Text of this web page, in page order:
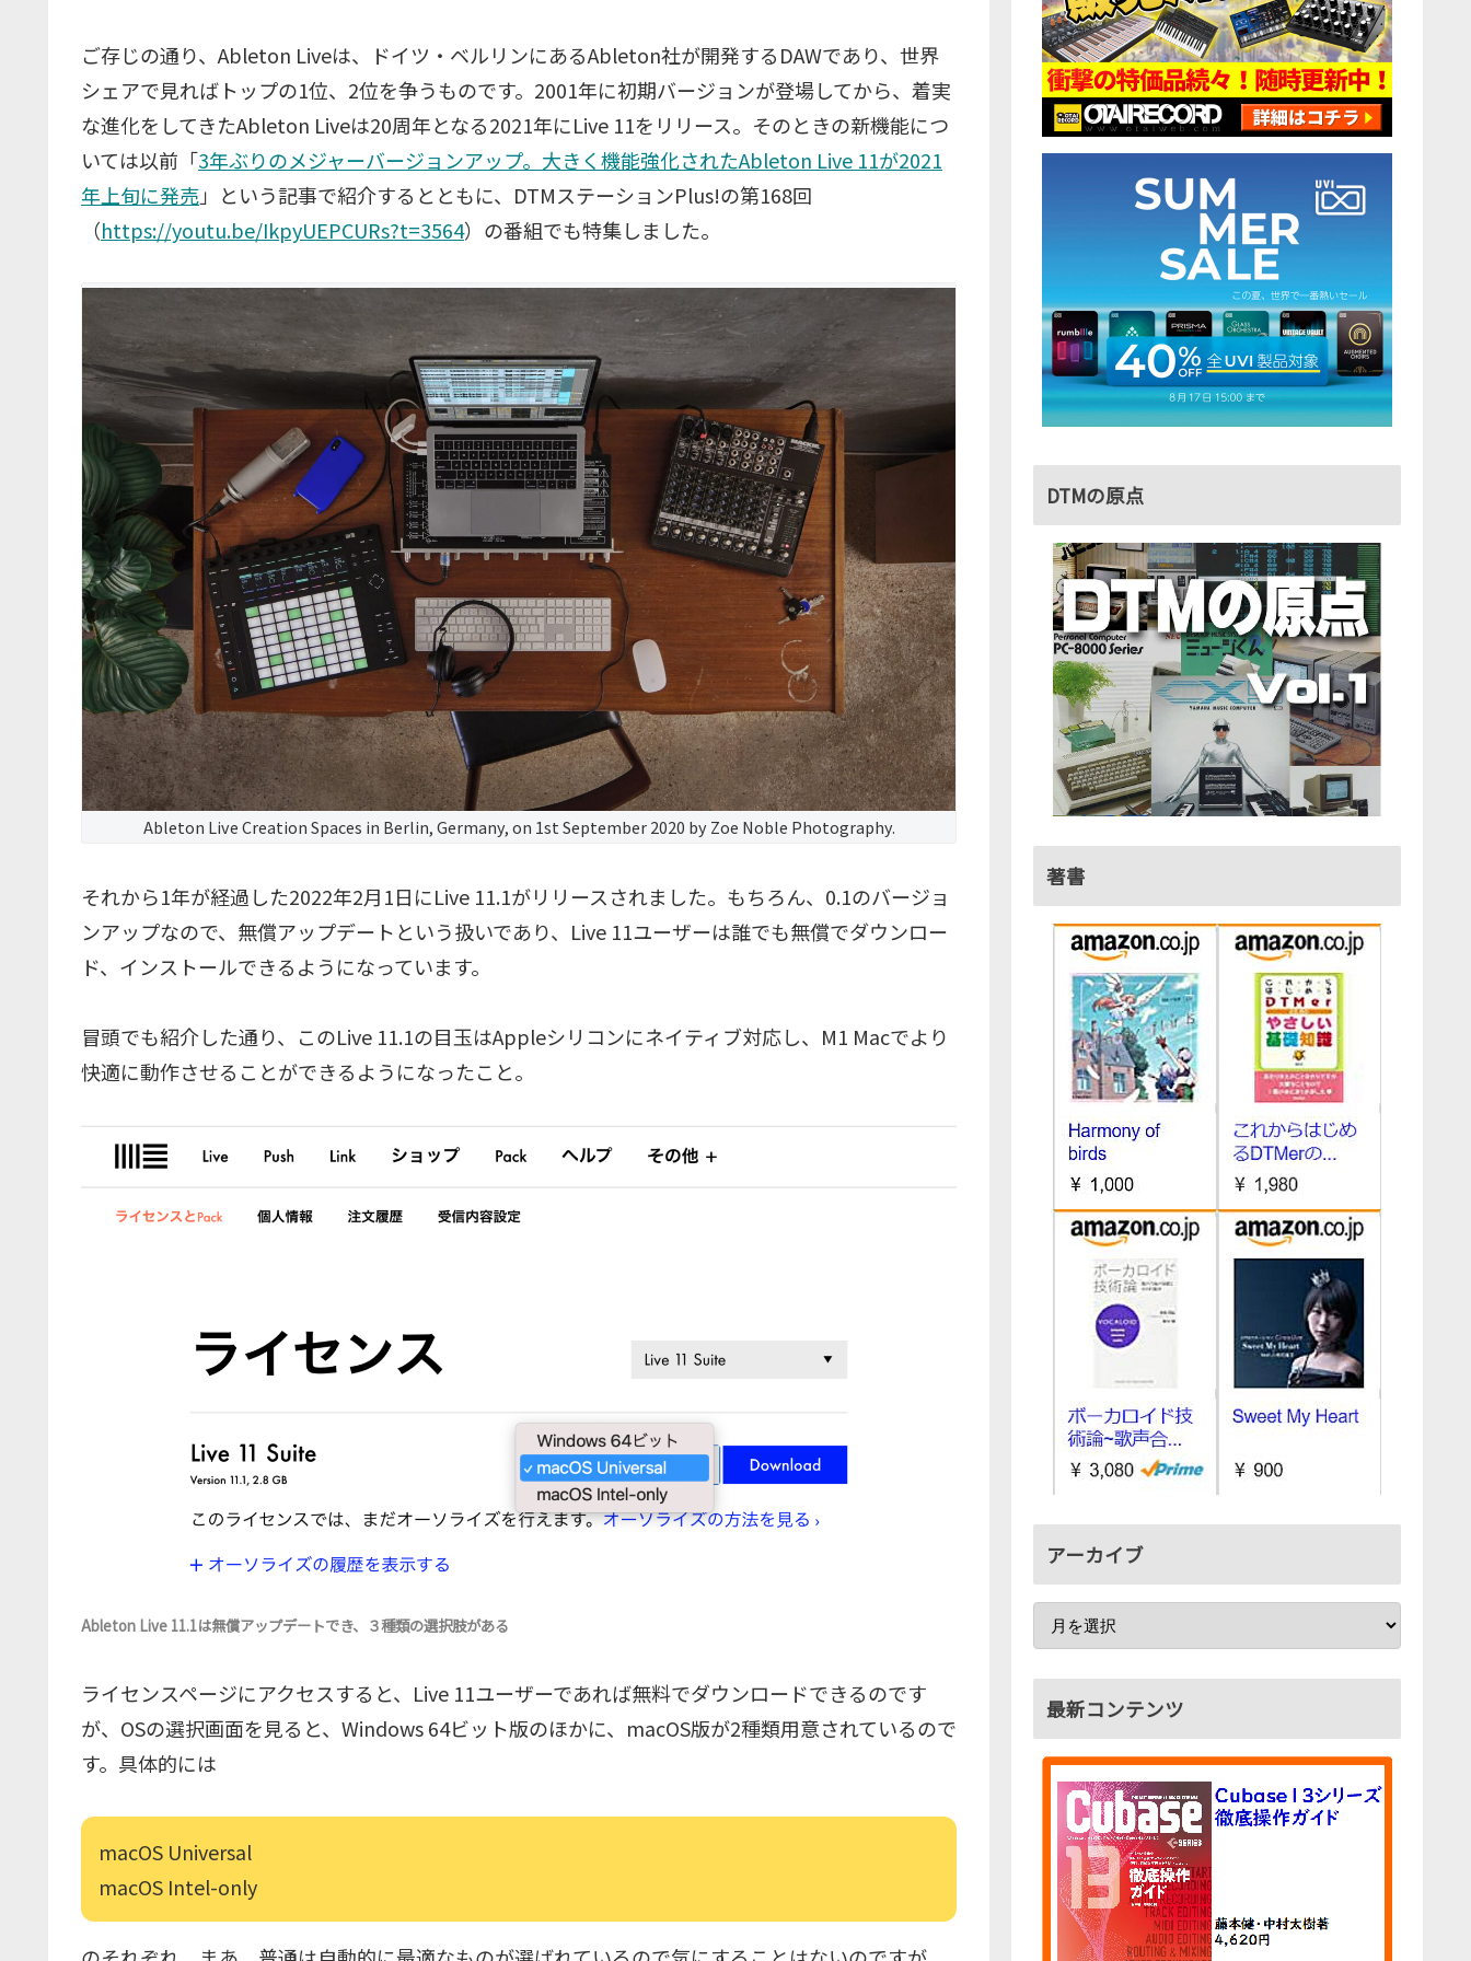
ご存じの通り、Ableton Liveは、ドイツ・ベルリンにあるAbleton社が開発するDAWであり、世界
シェアで見ればトップの1位、2位を争うものです。2001年に初期バージョンが登場してから、着実
な進化をしてきたAbleton Liveは20周年となる2021年にLive 11をリリース。そのときの新機能につ
いては以前「3年ぶりのメジャーバージョンアップ。大きく機能強化されたAbleton Live 11が2021
年上旬に発売」という記事で紹介するとともに、DTMステーションPlus!の第168回
（https://youtu.be/IkpyUEPCURs?t=3564）の番組でも特集しました。
Ableton Live Creation Spaces in Berlin, Germany, on 1st September 2020 by Zoe Noble Photography.
それから1年が経過した2022年2月1日にLive 11.1がリリースされました。もちろん、0.1のバージョ
ンアップなので、無償アップデートという扱いであり、Live 11ユーザーは誰でも無償でダウンロー
ド、インストールできるようになっています。
冒頭でも紹介した通り、このLive 11.1の目玉はAppleシリコンにネイティブ対応し、M1 Macでより
快適に動作させることができるようになったこと。
Ableton Live 11.1は無償アップデートでき、３種類の選択肢がある
ライセンスページにアクセスすると、Live 11ユーザーであれば無料でダウンロードできるのです
が、OSの選択画面を見ると、Windows 64ビット版のほかに、macOS版が2種類用意されているので
す。具体的には
macOS Universal
macOS Intel-only
DTMの原点
著書
アーカイブ
最新コンテンツ